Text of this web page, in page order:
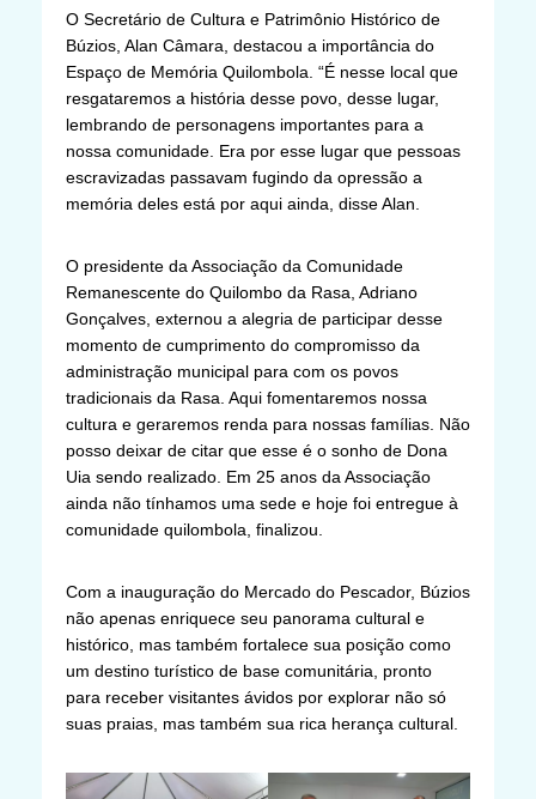
O Secretário de Cultura e Patrimônio Histórico de
Búzios, Alan Câmara, destacou a importância do
Espaço de Memória Quilombola. “É nesse local que
resgataremos a história desse povo, desse lugar,
lembrando de personagens importantes para a
nossa comunidade. Era por esse lugar que pessoas
escravizadas passavam fugindo da opressão a
memória deles está por aqui ainda, disse Alan.
O presidente da Associação da Comunidade
Remanescente do Quilombo da Rasa, Adriano
Gonçalves, externou a alegria de participar desse
momento de cumprimento do compromisso da
administração municipal para com os povos
tradicionais da Rasa. Aqui fomentaremos nossa
cultura e geraremos renda para nossas famílias. Não
posso deixar de citar que esse é o sonho de Dona
Uia sendo realizado. Em 25 anos da Associação
ainda não tínhamos uma sede e hoje foi entregue à
comunidade quilombola, finalizou.
Com a inauguração do Mercado do Pescador, Búzios
não apenas enriquece seu panorama cultural e
histórico, mas também fortalece sua posição como
um destino turístico de base comunitária, pronto
para receber visitantes ávidos por explorar não só
suas praias, mas também sua rica herança cultural.